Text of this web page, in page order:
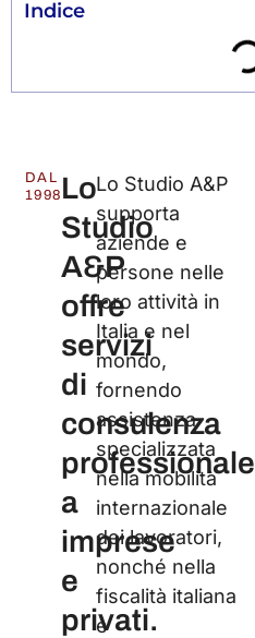
Indice
DAL
1998 Lo
Studio
A&P
offre
servizi
di
consulenza
professionale
a
imprese
e
privati.
Lo Studio A&P
supporta
aziende e
persone nelle
loro attività in
Italia e nel
mondo,
fornendo
assistenza
specializzata
nella mobilità
internazionale
dei lavoratori,
nonché nella
fiscalità italiana
e